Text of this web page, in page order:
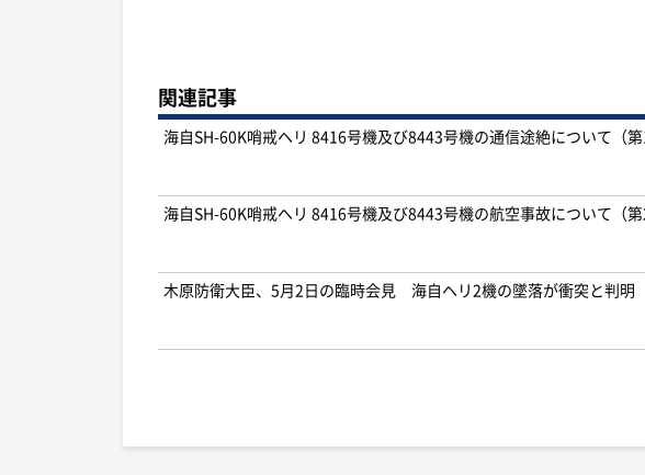
関連記事
海自SH-60K哨戒ヘリ 8416号機及び8443号機の通信途絶について（第
海自SH-60K哨戒ヘリ 8416号機及び8443号機の航空事故について（第
木原防衛大臣、5月2日の臨時会見 海自ヘリ2機の墜落が衝突と判明